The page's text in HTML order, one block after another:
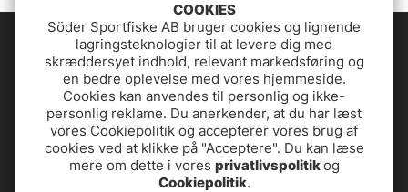
COOKIES
Söder Sportfiske AB bruger cookies og lignende
lagringsteknologier til at levere dig med
skræddersyet indhold, relevant markedsføring og
en bedre oplevelse med vores hjemmeside.
Cookies kan anvendes til personlig og ikke-
personlig reklame. Du anerkender, at du har læst
vores Cookiepolitik og accepterer vores brug af
cookies ved at klikke på "Acceptere". Du kan læse
mere om dette i vores privatlivspolitikog
Cookiepolitik.